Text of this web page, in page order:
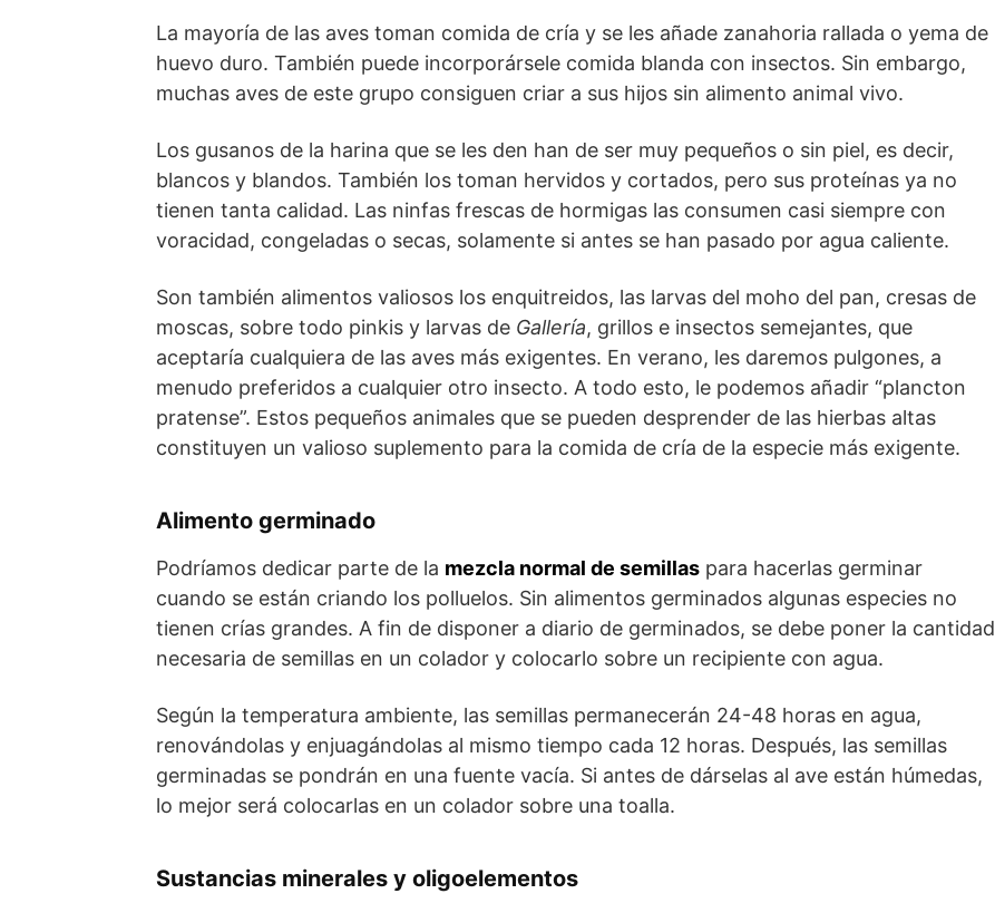
La mayoría de las aves toman comida de cría y se les añade zanahoria rallada o yema de
huevo duro. También puede incorporársele comida blanda con insectos. Sin embargo,
muchas aves de este grupo consiguen criar a sus hijos sin alimento animal vivo.
Los gusanos de la harina que se les den han de ser muy pequeños o sin piel, es decir,
blancos y blandos. También los toman hervidos y cortados, pero sus proteínas ya no
tienen tanta calidad. Las ninfas frescas de hormigas las consumen casi siempre con
voracidad, congeladas o secas, solamente si antes se han pasado por agua caliente.
Son también alimentos valiosos los enquitreidos, las larvas del moho del pan, cresas de
moscas, sobre todo pinkis y larvas de Gallería, grillos e insectos semejantes, que
aceptaría cualquiera de las aves más exigentes. En verano, les daremos pulgones, a
menudo preferidos a cualquier otro insecto. A todo esto, le podemos añadir “plancton
pratense”. Estos pequeños animales que se pueden desprender de las hierbas altas
constituyen un valioso suplemento para la comida de cría de la especie más exigente.
Alimento germinado
Podríamos dedicar parte de la mezcla normal de semillas para hacerlas germinar
cuando se están criando los polluelos. Sin alimentos germinados algunas especies no
tienen crías grandes. A fin de disponer a diario de germinados, se debe poner la cantidad
necesaria de semillas en un colador y colocarlo sobre un recipiente con agua.
Según la temperatura ambiente, las semillas permanecerán 24-48 horas en agua,
renovándolas y enjuagándolas al mismo tiempo cada 12 horas. Después, las semillas
germinadas se pondrán en una fuente vacía. Si antes de dárselas al ave están húmedas,
lo mejor será colocarlas en un colador sobre una toalla.
Sustancias minerales y oligoelementos